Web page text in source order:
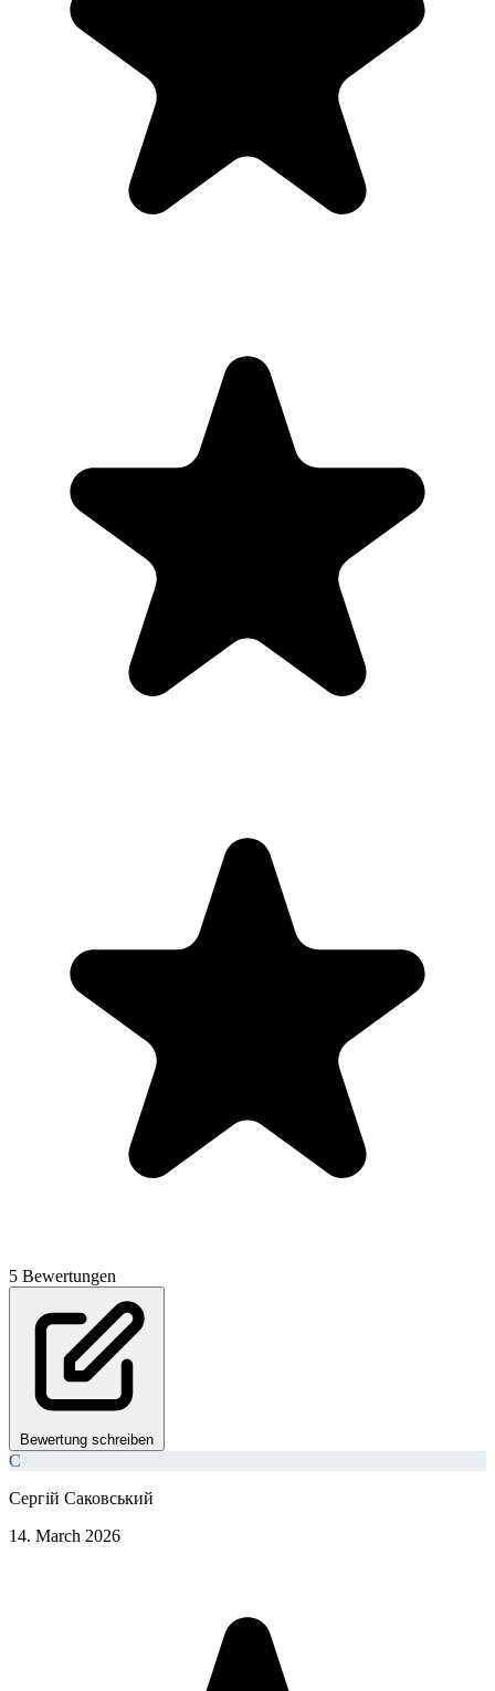
5 Bewertungen
Bewertung schreiben
С
Сергій Саковський
14. March 2026